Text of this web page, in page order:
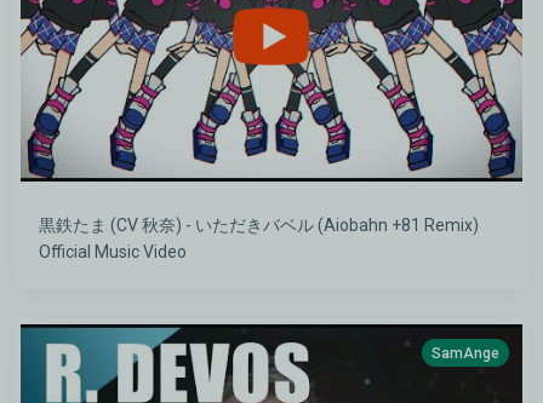
黒鉄たま (CV 秋奈) - いただきバベル (Aiobahn +81 Remix)
Official Music Video
SamAnge